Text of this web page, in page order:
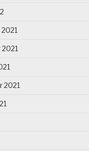
2021